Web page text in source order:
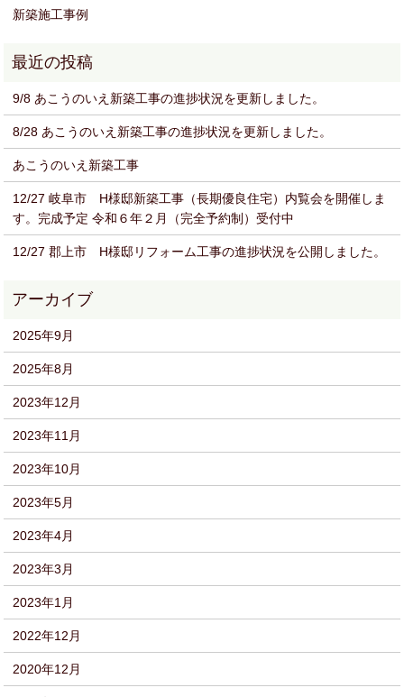
新築施工事例
9/8 あこうのいえ新築工事の進捗状況を更新しました。
8/28 あこうのいえ新築工事の進捗状況を更新しました。
あこうのいえ新築工事
12/27 岐阜市 H様邸新築工事（長期優良住宅）内覧会を開催しま
す。完成予定 令和６年２月（完全予約制）受付中
12/27 郡上市 H様邸リフォーム工事の進捗状況を公開しました。
2025年9月
2025年8月
2023年12月
2023年11月
2023年10月
2023年5月
2023年4月
2023年3月
2023年1月
2022年12月
2020年12月